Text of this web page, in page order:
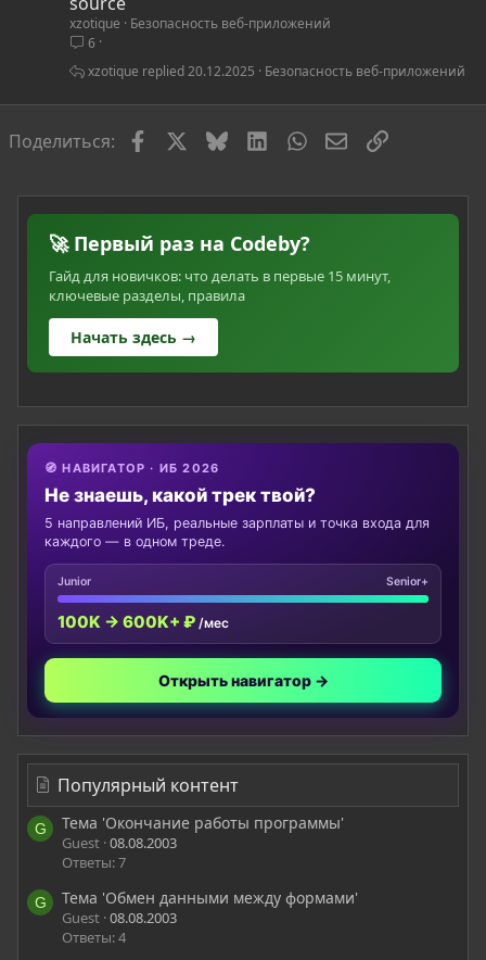
xzotique
Безопасность веб-приложений
6
Безопасность веб-приложений
20.12.2025
xzotique
Поделиться: FacebookBlueskyLinkedInWhatsAppЭлектронная
Ссылка
🚀 Первый раз на Codeby?
Гайд для новичков: что делать в первые 15 минут,
ключевые разделы, правила
Начать здесь →
🧭 НАВИГАТОР · ИБ 2026
Не знаешь, какой трек твой?
5 направлений ИБ, реальные зарплаты и точка входа для
каждого — в одном треде.
Junior Senior+
100K → 600K+ ₽ /мес
Открыть навигатор →
Популярный контент
G Тема 'Окончание работы программы'
Guest 08.08.2003
Ответы: 7
G Тема 'Обмен данными между формами'
Guest 08.08.2003
Ответы: 4